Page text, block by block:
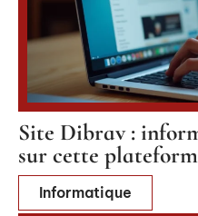
Site Dibrav :
sur cette
Informatique